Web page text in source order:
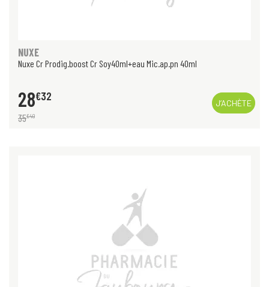
NUXE
Nuxe Cr Prodig.boost Cr Soy40ml+eau Mic.ap.pn 40ml
28€32
35€40
J’ACHÈTE